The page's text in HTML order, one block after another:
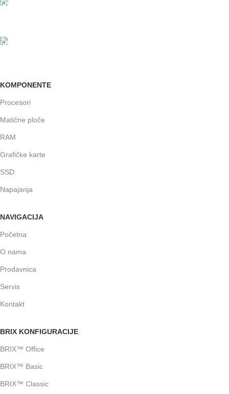
KOMPONENTE
Procesori
Matične ploče
RAM
Grafičke karte
SSD
Napajanja
NAVIGACIJA
Početna
O nama
Prodavnica
Servis
Kontakt
BRIX KONFIGURACIJE
BRIX™ Office
BRIX™ Basic
BRIX™ Classic